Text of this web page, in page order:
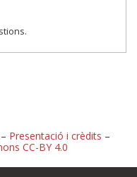
Presentació i crèdits –
CC-BY 4.0